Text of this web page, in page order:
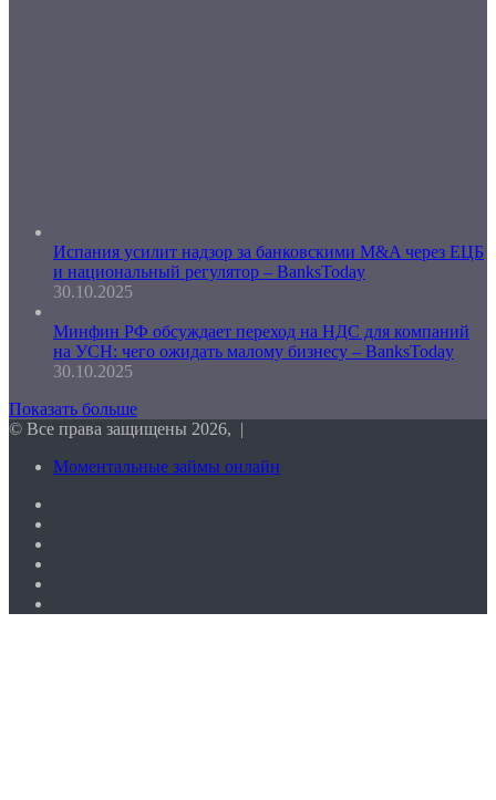
Испания усилит надзор за банковскими M&A через ЕЦБ
и национальный регулятор – BanksToday
30.10.2025
Минфин РФ обсуждает переход на НДС для компаний
на УСН: чего ожидать малому бизнесу – BanksToday
30.10.2025
Показать больше
© Все права защищены 2026, |
Моментальные займы онлайн